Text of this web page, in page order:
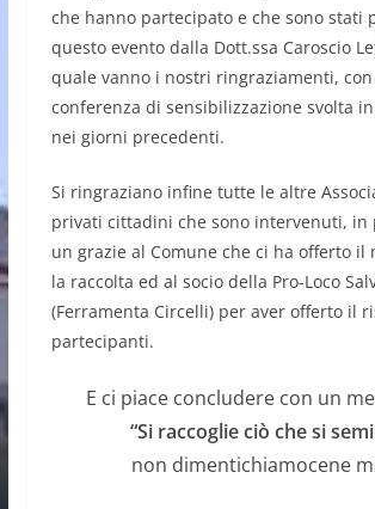
che hanno partecipato e che sono stati
questo evento dalla Dott.ssa Caroscio
quale vanno i nostri ringraziamenti,
conferenza di sensibilizzazione svolta
nei giorni precedenti.
Si ringraziano infine tutte le altre
privati cittadini che sono intervenuti, in
un grazie al Comune che ci ha offerto il
la raccolta ed al socio della Pro-Loco
(Ferramenta Circelli) per aver offerto il
partecipanti.
E ci piace concludere con un
“Si raccoglie ciò che si
non dimentichiamocene